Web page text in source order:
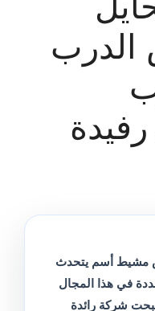
الدرب
أسم يتحدث
في هذا المجال
شركة رائدة